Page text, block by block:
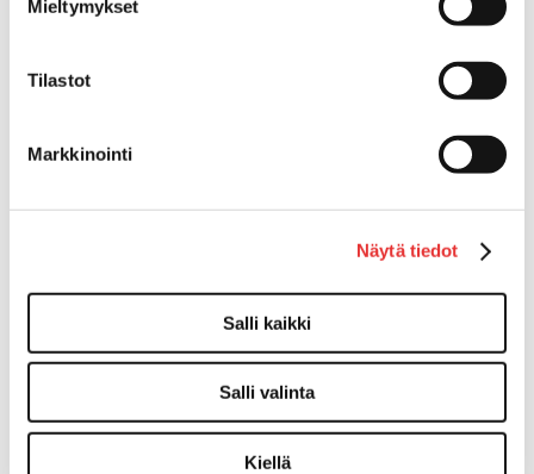
Mieltymykset
Tilastot
Markkinointi
Näytä tiedot
Salli kaikki
Salli valinta
Kiellä
STIGA ajoleikkurit
STIGA pienkoneet
STIGA lumilingot
Vapaa-aika
Hupparit